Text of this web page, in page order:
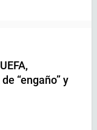
UEFA,
“engaño” y